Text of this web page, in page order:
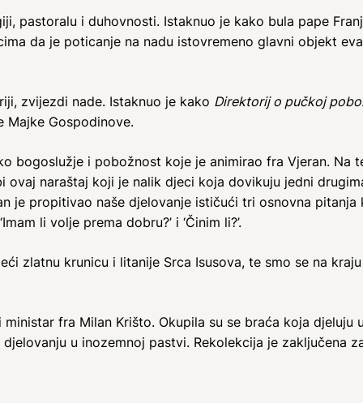
pastoralu i duhovnosti. Istaknuo je kako bula pape
da je poticanje na nadu istovremeno glavni objekt
zvijezdi nade. Istaknuo je kako Direktorij o pučkoj
Majke Gospodinove.
bogoslužje i pobožnost koje je animirao fra Vjeran. Na
ovaj naraštaj koji je nalik djeci koja dovikuju jedni
je propitivao naše djelovanje ističući tri osnovna pitanja
li volje prema dobru?’ i ‘Činim li?’.
zlatnu krunicu i litanije Srca Isusova, te smo se na
fra Milan Krišto. Okupila su se braća koja djeluju
u inozemnoj pastvi. Rekolekcija je zaključena